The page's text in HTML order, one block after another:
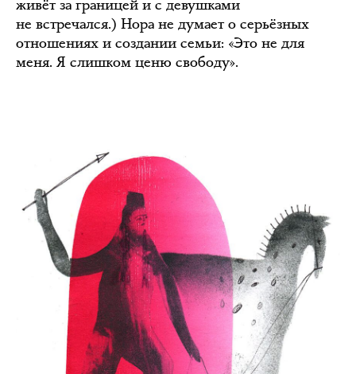
живёт за границей и с девушками
не встречался.) Нора не думает о серьёзных
отношениях и создании семьи: «Это не для
меня. Я слишком ценю свободу».